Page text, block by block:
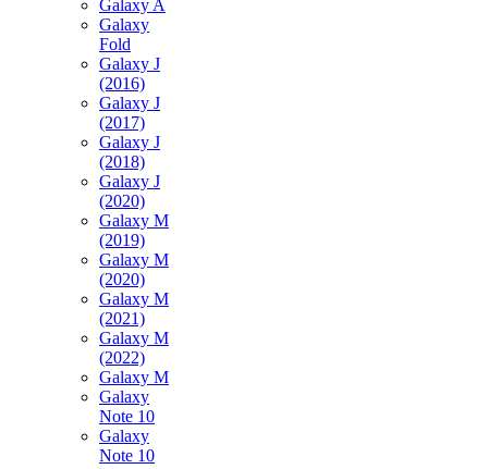
Galaxy A
Galaxy
Fold
Galaxy J
(2016)
Galaxy J
(2017)
Galaxy J
(2018)
Galaxy J
(2020)
Galaxy M
(2019)
Galaxy M
(2020)
Galaxy M
(2021)
Galaxy M
(2022)
Galaxy M
Galaxy
Note 10
Galaxy
Note 10